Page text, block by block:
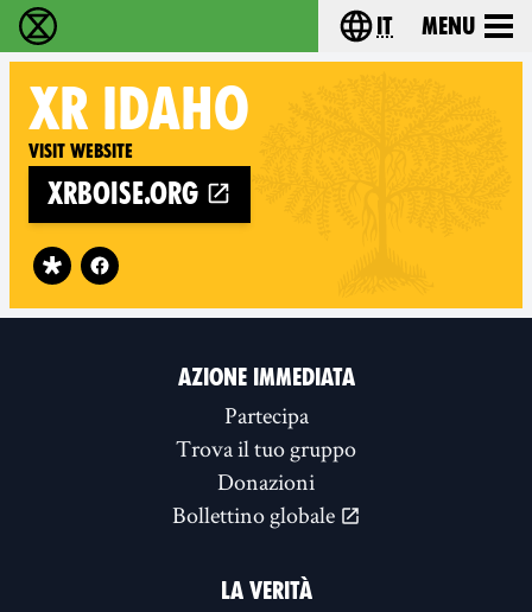
Extinction Rebellion - Home Choose your
it Menu
XR IDAHO
Visit website
xrboise.org
Follow XR Idaho on
AZIONE IMMEDIATA
Partecipa
Trova il tuo gruppo
Donazioni
Bollettino globale
LA VERITÀ